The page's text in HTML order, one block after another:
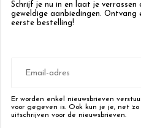
Schrijf je nu in en laat je
geweldige aanbiedingen.
eerste bestelling!
mailadres
Er worden enkel nieuwsbrieven
voor gegeven is. Ook kun je je, net
uitschrijven voor de nieuwsbrieven.